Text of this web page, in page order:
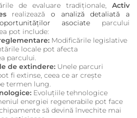
de evaluare tradiționale, Activ
realizeazăo analiză detaliată a
asociate parcului
pot include:
Modificările legislative
locale pot afecta
parcului.
de extindere: Unele parcuri
fi extinse, ceea ce ar crește
termen lung.
Evoluțiile tehnologice
energiei regenerabile pot face
să devină învechite mai